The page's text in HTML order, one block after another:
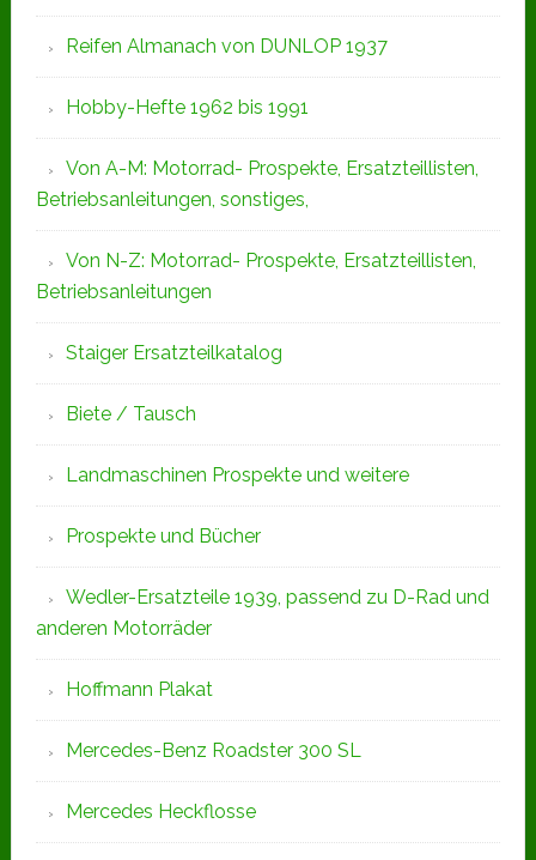
Reifen Almanach von DUNLOP 1937
Hobby-Hefte 1962 bis 1991
Von A-M: Motorrad- Prospekte, Ersatzteillisten,
Betriebsanleitungen, sonstiges,
Von N-Z: Motorrad- Prospekte, Ersatzteillisten,
Betriebsanleitungen
Staiger Ersatzteilkatalog
Biete / Tausch
Landmaschinen Prospekte und weitere
Prospekte und Bücher
Wedler-Ersatzteile 1939, passend zu D-Rad und
anderen Motorräder
Hoffmann Plakat
Mercedes-Benz Roadster 300 SL
Mercedes Heckflosse